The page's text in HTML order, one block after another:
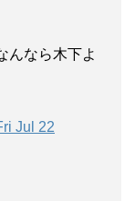
んなら木下よ
Jul 22